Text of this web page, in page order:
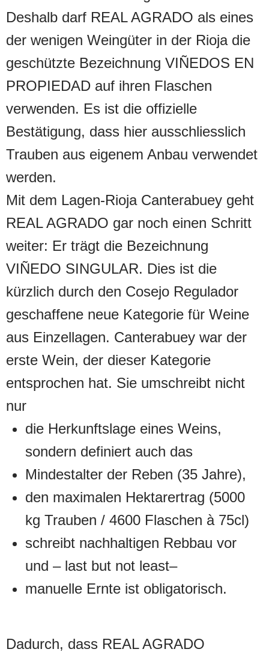
Deshalb darf REAL AGRADO als eines
der wenigen Weingüter in der Rioja die
geschützte Bezeichnung VIÑEDOS EN
PROPIEDAD auf ihren Flaschen
verwenden. Es ist die offizielle
Bestätigung, dass hier ausschliesslich
Trauben aus eigenem Anbau verwendet
werden.
Mit dem Lagen-Rioja Canterabuey geht
REAL AGRADO gar noch einen Schritt
weiter: Er trägt die Bezeichnung
VIÑEDO SINGULAR. Dies ist die
kürzlich durch den Cosejo Regulador
geschaffene neue Kategorie für Weine
aus Einzellagen. Canterabuey war der
erste Wein, der dieser Kategorie
entsprochen hat. Sie umschreibt nicht
nur
die Herkunftslage eines Weins,
sondern definiert auch das
Mindestalter der Reben (35 Jahre),
den maximalen Hektarertrag (5000
kg Trauben / 4600 Flaschen à 75cl)
schreibt nachhaltigen Rebbau vor
und – last but not least–
manuelle Ernte ist obligatorisch.
Dadurch, dass REAL AGRADO